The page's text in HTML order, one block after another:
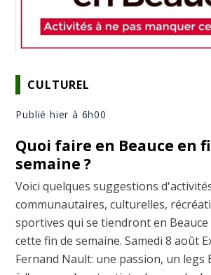
CULTUREL
Publié hier à 6h00
Quoi faire en Beauce en
semaine ?
Voici quelques suggestions
communautaires, culturelles,
sportives qui se tiendront en Beauce
cette fin de semaine. Samedi 8 août
Fernand Nault: une passion, un legs